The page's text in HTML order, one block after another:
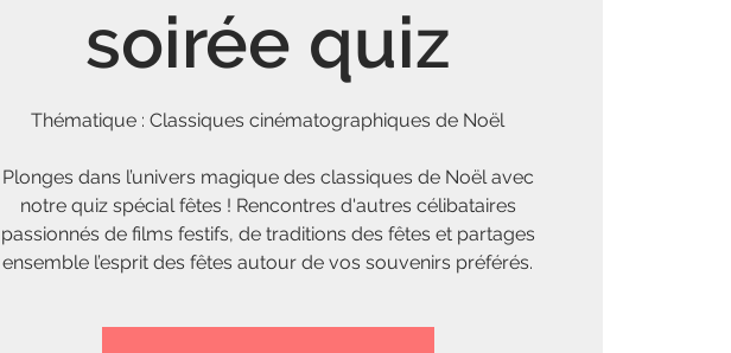
soirée quiz
Thématique : Classiques cinématographiques de Noël
Plonges dans l’univers magique des classiques de Noël avec
notre quiz spécial fêtes ! Rencontres d'autres célibataires
passionnés de films festifs, de traditions des fêtes et partages
ensemble l’esprit des fêtes autour de vos souvenirs préférés.